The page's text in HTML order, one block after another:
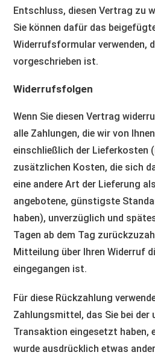
Entschluss, diesen Vertrag zu
Sie können dafür das
Widerrufsformular verwenden,
vorgeschrieben ist.
Widerrufsfolgen
Wenn Sie diesen Vertrag
alle Zahlungen, die wir von
einschließlich der Lieferkosten
zusätzlichen Kosten, die sich
eine andere Art der Lieferung
angebotene, günstigste
haben), unverzüglich und
Tagen ab dem Tag
Mitteilung über Ihren Widerruf
eingegangen ist.
Für diese Rückzahlung
Zahlungsmittel, das Sie bei der
Transaktion eingesetzt haben,
wurde ausdrücklich etwas